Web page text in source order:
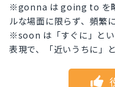
※gonna は going to を
ルな場面に限らず、頻繁
※soon は「すぐに」と
表現で、「近いうちに」